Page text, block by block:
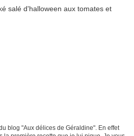
blog "Aux délices de Géraldine". En effet